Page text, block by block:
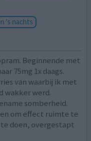
's nachts
Beginnende met
75mg 1x daags.
van waarbij ik met
wakker werd.
somberheid.
om effect ruimte te
doen, overgestapt